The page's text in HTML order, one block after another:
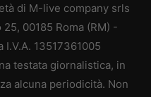
di M-live company srls
00185 Roma (RM) -
13517361005
testata giornalistica, in
alcuna periodicità. Non